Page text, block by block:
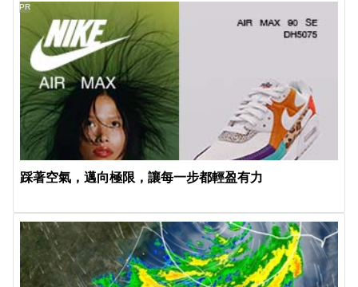
踩著空氣，邁向極限，讓每一步都輕盈有力
PR